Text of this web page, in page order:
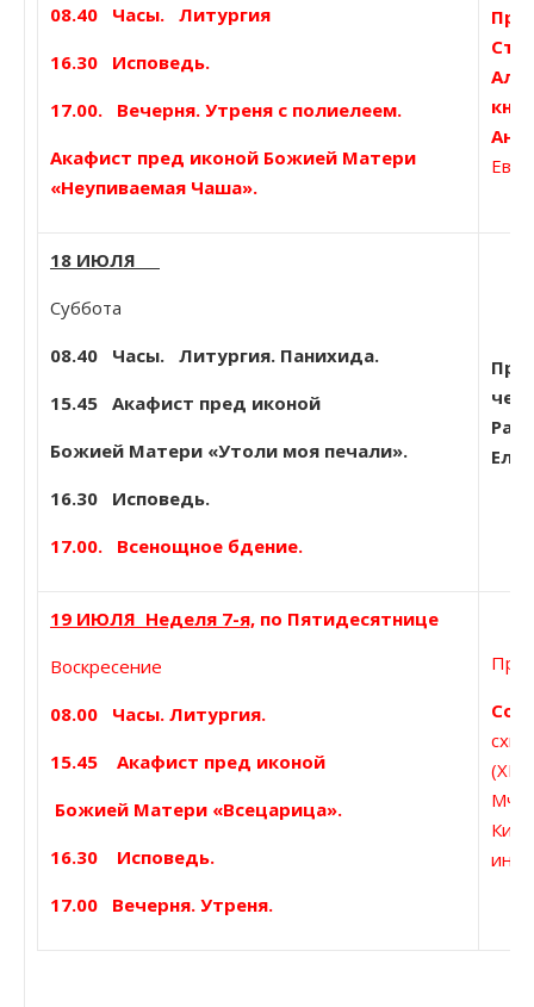
08.40 Часы. Литургия
16.30 Исповедь.
17.00. Вечерня. Утреня с полиелеем.
Акафист пред иконой Божией Матери
«Неупиваемая Чаша».
18 ИЮЛЯ
Суббота
08.40 Часы. Литургия. Панихида.
15.45 Акафист пред иконой
Божией Матери «Утоли моя печали».
16.30 Исповедь.
17.00. Всенощное бдение.
19 ИЮЛЯ Неделя 7-я, по Пятидесятнице
Воскресение
08.00 Часы. Литургия.
15.45 Акафист пред иконой
Божией Матери «Всецарица».
16.30 Исповедь.
17.00 Вечерня. Утреня.
Прп.
Мчч.